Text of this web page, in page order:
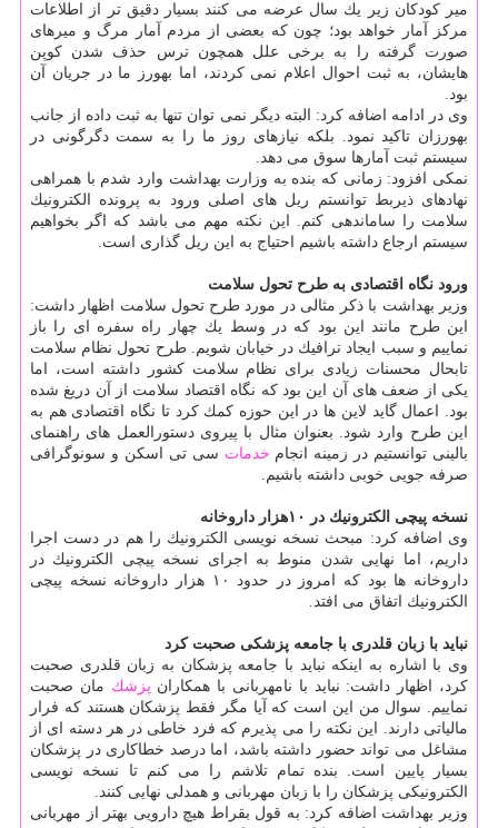
میر كودكان زیر یك سال عرضه می كنند بسیار دقیق تر از اطلاعات
مركز آمار خواهد بود؛ چون كه بعضی از مردم آمار مرگ و میرهای
صورت گرفته را به برخی علل همچون ترس حذف شدن كوپن
هایشان، به ثبت احوال اعلام نمی كردند، اما بهورز ما در جریان آن
بود.
وی در ادامه اضافه كرد: البته دیگر نمی توان تنها به ثبت داده از جانب
بهورزان تاكید نمود. بلكه نیازهای روز ما را به سمت دگرگونی در
سیستم ثبت آمارها سوق می دهد.
نمكی افزود: زمانی كه بنده به وزارت بهداشت وارد شدم با همراهی
نهادهای ذیربط توانستم ریل های اصلی ورود به پرونده الكترونیك
سلامت را ساماندهی كنم. این نكته مهم می باشد كه اگر بخواهیم
سیستم ارجاع داشته باشیم احتیاج به این ریل گذاری است.
ورود نگاه اقتصادی به طرح تحول سلامت
وزیر بهداشت با ذكر مثالی در مورد طرح تحول سلامت اظهار داشت:
این طرح مانند این بود كه در وسط یك چهار راه سفره ای را باز
نماییم و سبب ایجاد ترافیك در خیابان شویم. طرح تحول نظام سلامت
تابحال محسنات زیادی برای نظام سلامت كشور داشته است، اما
یكی از ضعف های آن این بود كه نگاه اقتصاد سلامت از آن دریغ شده
بود. اعمال گاید لاین ها در این حوزه كمك كرد تا نگاه اقتصادی هم به
این طرح وارد شود. بعنوان مثال با پیروی دستورالعمل های راهنمای
بالینی توانستیم در زمینه انجام خدمات سی تی اسكن و سونوگرافی
صرفه جویی خوبی داشته باشیم.
نسخه پیچی الكترونیك در ۱۰هزار داروخانه
وی اضافه كرد: مبحث نسخه نویسی الكترونیك را هم در دست اجرا
داریم، اما نهایی شدن منوط به اجرای نسخه پیچی الكترونیك در
داروخانه ها بود كه امروز در حدود ۱۰ هزار داروخانه نسخه پیچی
الكترونیك اتفاق می افتد.
نباید با زبان قلدری با جامعه پزشكی صحبت كرد
وی با اشاره به اینكه نباید با جامعه پزشكان به زبان قلدری صحبت
كرد، اظهار داشت: نباید با نامهربانی با همكاران پزشك مان صحبت
نماییم. سوال من این است كه آیا مگر فقط پزشكان هستند كه فرار
مالیاتی دارند. این نكته را می پذیرم كه فرد خاطی در هر دسته ای از
مشاغل می تواند حضور داشته باشد، اما درصد خطاكاری در پزشكان
بسیار پایین است. بنده تمام تلاشم را می كنم تا نسخه نویسی
الكترونیكی پزشكان را با زبان مهربانی و همدلی نهایی كنند.
وزیر بهداشت اضافه كرد: به قول بقراط هیچ دارویی بهتر از مهربانی